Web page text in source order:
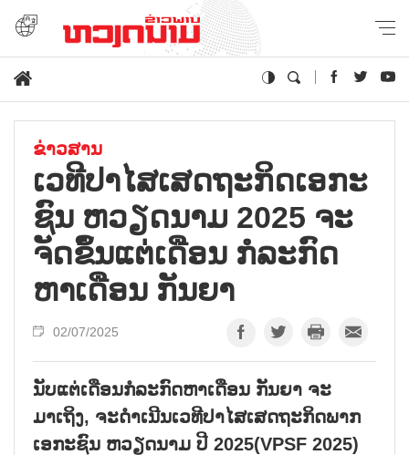
ຂ່າວສານ
ເວ​ທີ​ປາ​ໄສ​ເສດ​ຖະ​ກິດ​ເອ​ກະ​
ຊົນ ຫວຽດ​ນາມ 2025 ຈະ​
ຈັດ​ຂຶ້ນ​ແຕ່​ເດືອນ ກໍ​ລະ​ກົດ
ຫາ​ເດືອນ ກັນ​ຍາ
02/07/2025
ນັບແຕ່ເດືອນກໍລະກົດຫາເດືອນ ກັນຍາ ຈະ
ມາເຖິງ, ຈະດຳເນີນເວທີປາໄສເສດຖະກິດພາກ
ເອກະຊົນ ຫວຽດນາມ ປີ 2025(VPSF 2025)